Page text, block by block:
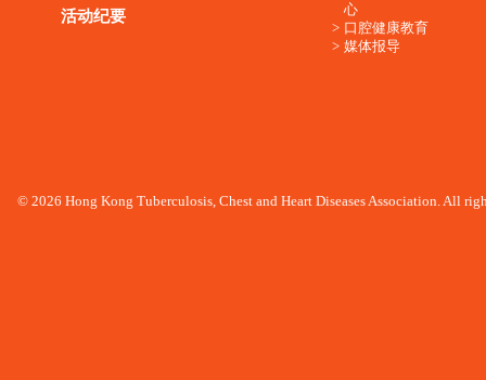
活动纪要
心
口腔健康教育
媒体报导
© 2026 Hong Kong Tuberculosis, Chest and Heart Diseases Association. All